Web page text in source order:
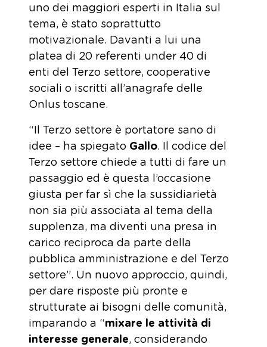
uno dei maggiori esperti in Italia sul
tema, è stato soprattutto
motivazionale. Davanti a lui una
platea di 20 referenti under 40 di
enti del Terzo settore, cooperative
sociali o iscritti all’anagrafe delle
Onlus toscane.
“Il Terzo settore è portatore sano di
idee – ha spiegato Gallo. Il codice del
Terzo settore chiede a tutti di fare un
passaggio ed è questa l’occasione
giusta per far sì che la sussidiarietà
non sia più associata al tema della
supplenza, ma diventi una presa in
carico reciproca da parte della
pubblica amministrazione e del Terzo
settore”. Un nuovo approccio, quindi,
per dare risposte più pronte e
strutturate ai bisogni delle comunità,
imparando a “mixare le attività di
interesse generale, considerando